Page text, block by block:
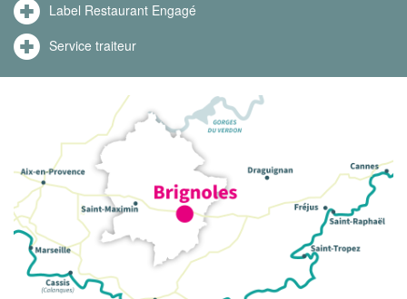
Label Restaurant Engagé
Service traiteur